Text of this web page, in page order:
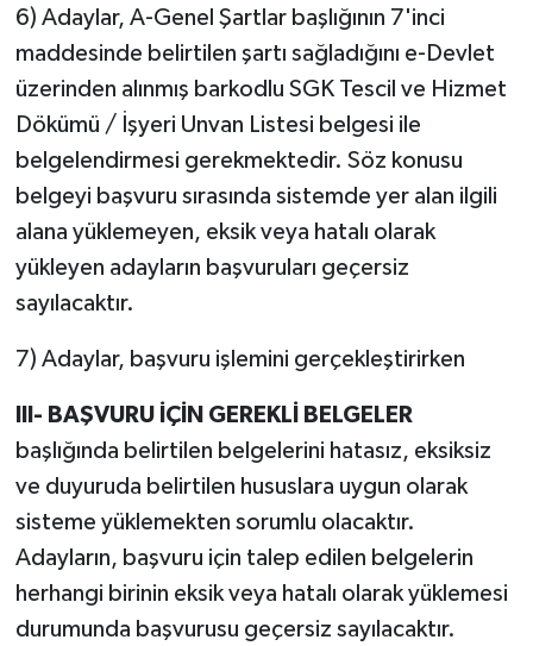
6) Adaylar, A-Genel Şartlar başlığının 7'inci
maddesinde belirtilen şartı sağladığını e-Devlet
üzerinden alınmış barkodlu SGK Tescil ve Hizmet
Dökümü / İşyeri Unvan Listesi belgesi ile
belgelendirmesi gerekmektedir. Söz konusu
belgeyi başvuru sırasında sistemde yer alan ilgili
alana yüklemeyen, eksik veya hatalı olarak
yükleyen adayların başvuruları geçersiz
sayılacaktır.
7) Adaylar, başvuru işlemini gerçekleştirirken
III- BAŞVURU İÇİN GEREKLİ BELGELER
başlığında belirtilen belgelerini hatasız, eksiksiz
ve duyuruda belirtilen hususlara uygun olarak
sisteme yüklemekten sorumlu olacaktır.
Adayların, başvuru için talep edilen belgelerin
herhangi birinin eksik veya hatalı olarak yüklemesi
durumunda başvurusu geçersiz sayılacaktır.